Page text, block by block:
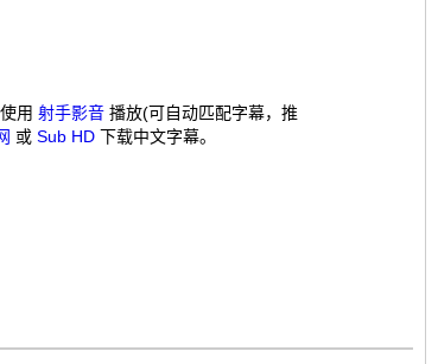
用 射手影音 播放(可自动匹配字幕，推
或 Sub HD 下载中文字幕。